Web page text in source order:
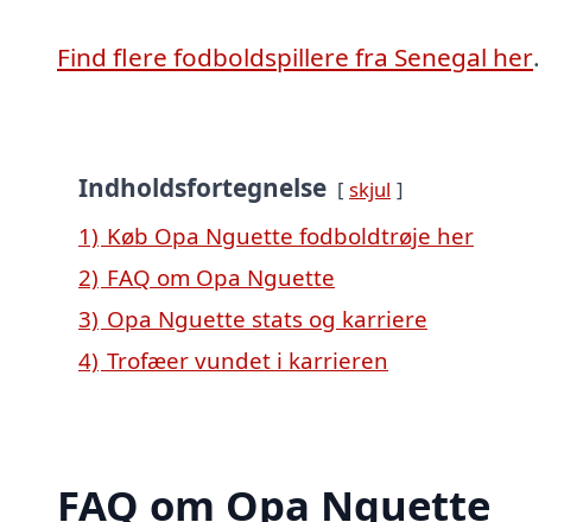
Find flere fodboldspillere fra Senegal her.
Indholdsfortegnelse skjul
1) Køb Opa Nguette fodboldtrøje her
2) FAQ om Opa Nguette
3) Opa Nguette stats og karriere
4) Trofæer vundet i karrieren
FAQ om Opa Nguette